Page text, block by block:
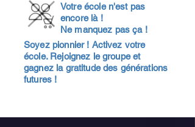
Votre école n'est pas
encore là !
Ne manquez pas ça !
Soyez pionnier ! Activez votre
école. Rejoignez le groupe et
gagnez la gratitude des générations
futures !